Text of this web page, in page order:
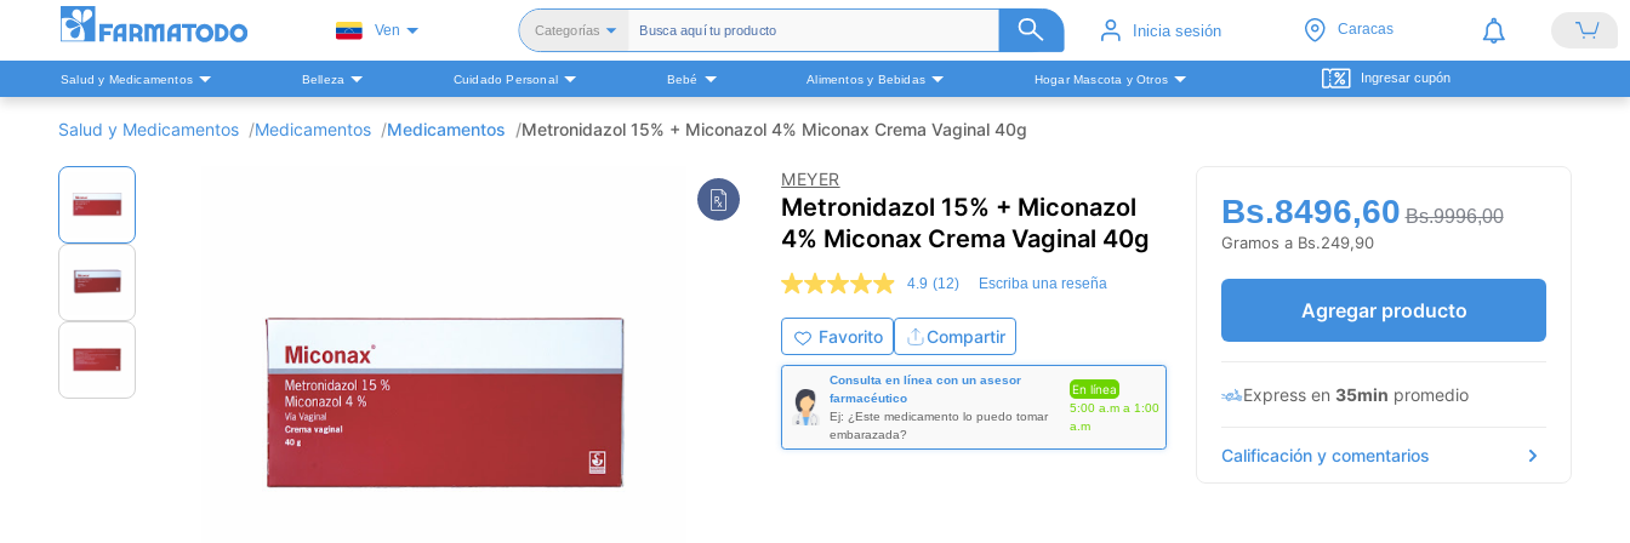
Ven Categorías
Todas
Belleza
Inicia sesión Caracas
Salud y Medicamentos Belleza Cuidado Personal Bebé Alimentos y Bebidas Hogar Mascota y Otros Ingresar cupón
Salud y Medicamentos Medicamentos Medicamentos Metronidazol 15% + Miconazol 4% Miconax Crema Vaginal 40g
MEYER
Metronidazol 15% + Miconazol
4% Miconax Crema Vaginal 40g
4.9
de
estrellas,
valor
medio
de
valoración.
Read
4.9 (12) Escriba una reseña
Favorito Compartir
Consulta en línea con un asesor
farmacéutico
Ej: ¿Este medicamento lo puedo tomar
embarazada?
En línea
5:00 a.m a 1:00
a.m
Bs.8496,60 Bs.9996,00
Gramos a Bs.249,90
Agregar producto
Express en 35min promedio
Calificación y comentarios